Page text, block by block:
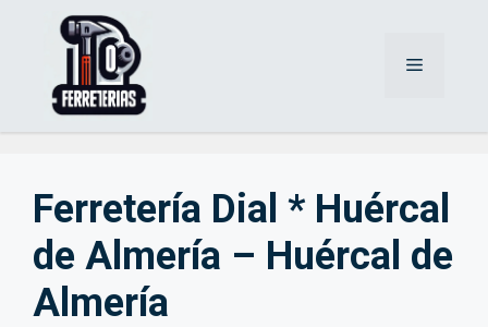
Menú
Ferretería Dial * Huércal
de Almería – Huércal de
Almería